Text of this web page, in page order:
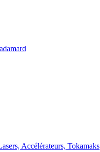
Accélérateurs, Tokamaks